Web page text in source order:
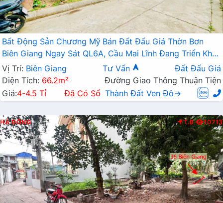
Bất Động Sản Chương Mỹ Bán Đất Đấu Giá Thờn Bơn
Biên Giang Ngay Sát QL6A, Cầu Mai Lĩnh Đang Triển Khai
Mở Rộng
Vị Trí: Biên Giang Tư Vấn
Đất Đấu Giá
Diện Tích: 66.2m²
Đường Giao Thông Thuận Tiện
Giá:4-4.5 Tỉ Đã Có Sổ Thành Đất Ven Đô→
HÀ ĐÔNG T.B 10713